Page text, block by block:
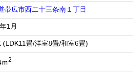
帯広市西二十三条南１丁目
1月
(LDK11畳/洋室8畳/和室6畳)
2